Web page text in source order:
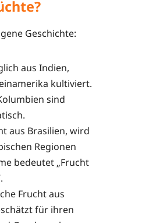
Geschichte:
aus Indien,
kultiviert.
sind
aus Brasilien, wird
Regionen
bedeutet „Frucht
Frucht aus
für ihren